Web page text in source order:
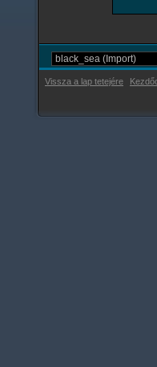
Vissza a lap tetejére